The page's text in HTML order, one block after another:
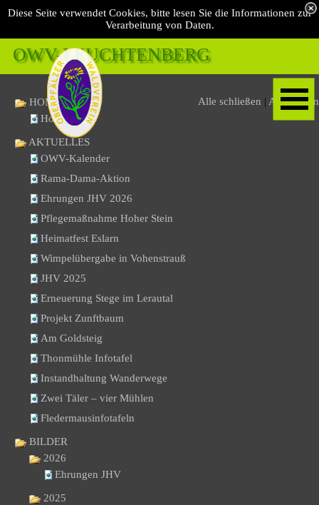
Diese Seite verwendet Cookies, bitte lesen Sie die Informationen zur
Verarbeitung von Daten.
OWV-LEUCHTENBERG
Alle schließen | Alle öffnen
HOME
Home page
AKTUELLES
OWV-Kalender
Rama-Dama-Aktion
Ehrungen JHV 2026
Pflegemaßnahme Hoher Stein
Heimatfest Eslarn
Wimpelübergabe in Vohenstrauß
JHV 2025
Erneuerung Stege im Lerautal
Projekt Zunftbaum
Am Goldsteig
Thonmühle Infotafel
Instandhaltung Wanderwege
Zwei Täler – vier Mühlen
Fledermausinfotafeln
BILDER
2026
Ehrungen JHV
2025